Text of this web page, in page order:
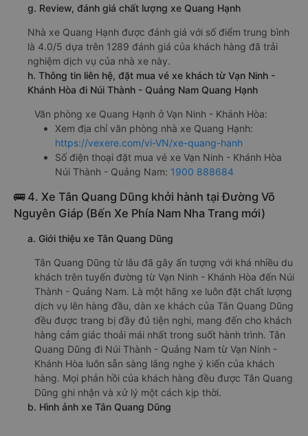
Tu Bông
Vạn Giã
e. Các điểm trả khách của nhà xe Quang Hạnh
Bến xe Tam Kỳ
f. Giá vé giá xe khách đi Núi Thành - Quảng Nam từ Vạn
Ninh - Khánh Hòa Quang Hạnh
giường nằm 420000đ/vé
limousine 420000đ/vé
Nhà xe Quang Hạnh được đánh giá với số điểm trung bình
là 4.0/5 dựa trên 1289 đánh giá của khách hàng đã trải
nghiệm dịch vụ của nhà xe này.
Khánh Hòa đi Núi Thành - Quảng Nam Quang Hạnh
Văn phòng xe Quang Hạnh ở Vạn Ninh - Khánh Hòa:
Xem địa chỉ văn phòng nhà xe Quang Hạnh:
https://vexere.com/vi-VN/xe-quang-hanh
Số điện thoại đặt mua vé xe Vạn Ninh - Khánh Hòa
Núi Thành - Quảng Nam:1900 888684
🚌 4. Xe Tân Quang Dũng khởi hành tại Đường Võ
Nguyên Giáp (Bến Xe Phía Nam Nha Trang mới)
a. Giới thiệu xe Tân Quang Dũng